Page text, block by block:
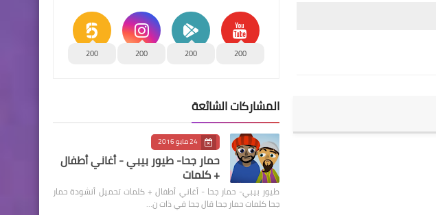
200
200
200
200
المشاركات الشائعة
24 مايو 2016
حمار جحا- طيور بيبي - أغاني أطفال
+ كلمات
طيور بيبي- حمار جحا - أغاني أطفال + كلمات تحميل أنشودة حمار
جحا كلمات حمار جحا قال جحا في ذات ن…